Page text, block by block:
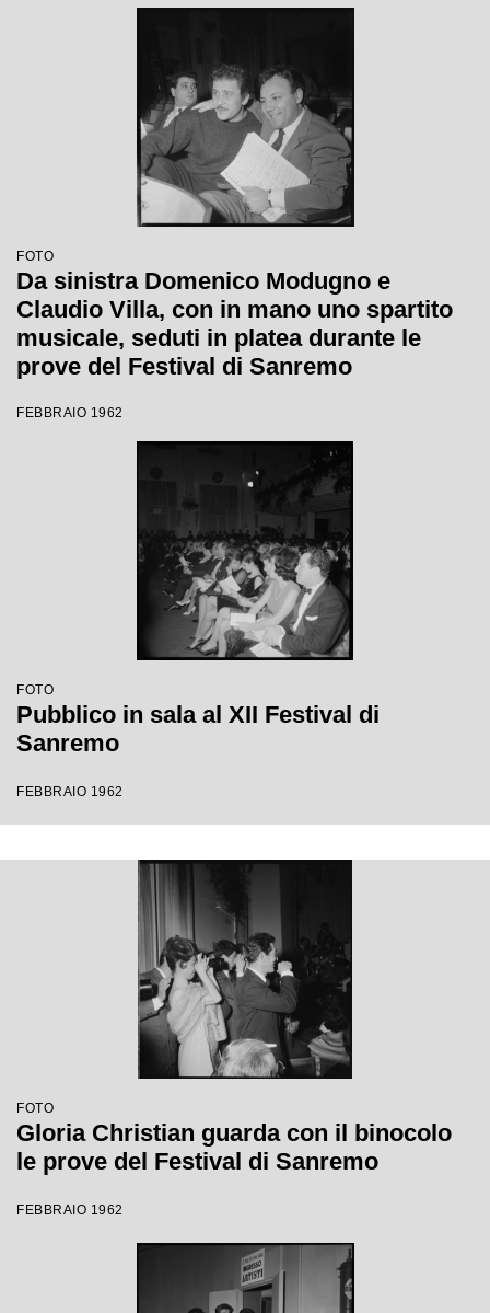
FOTO
Da sinistra Domenico Modugno e
Claudio Villa, con in mano uno spartito
musicale, seduti in platea durante le
prove del Festival di Sanremo
FEBBRAIO 1962
FOTO
Pubblico in sala al XII Festival di
Sanremo
FEBBRAIO 1962
FOTO
Gloria Christian guarda con il binocolo
le prove del Festival di Sanremo
FEBBRAIO 1962